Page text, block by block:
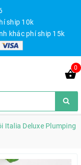
ship 10k
khác phí ship 15k
0
Italia Deluxe Plumping